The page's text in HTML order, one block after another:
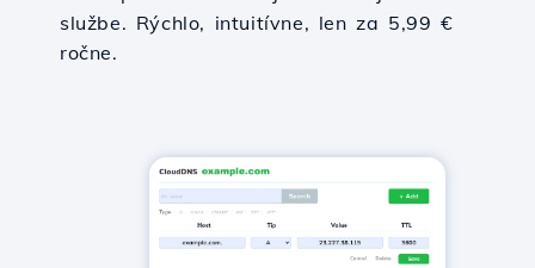
službe. Rýchlo, intuitívne, len za 5,99 €
ročne.